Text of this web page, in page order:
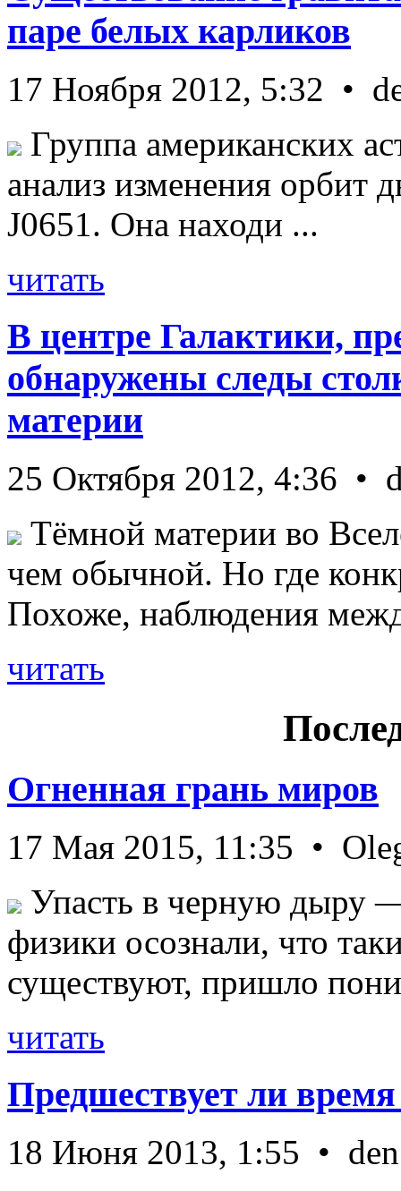
паре белых карликов
17 Ноября 2012, 5:32 •
Группа американских
анализ изменения орбит
J0651. Она находи ...
читать
В центре Галактики,
обнаружены следы
материи
25 Октября 2012, 4:36 •
Тёмной материи во
чем обычной. Но где
Похоже, наблюдения
читать
Огненная грань миров
17 Мая 2015, 11:35 •
Упасть в черную дыру
физики осознали, что
существуют, пришло
читать
Предшествует ли
18 Июня 2013, 1:55 • den